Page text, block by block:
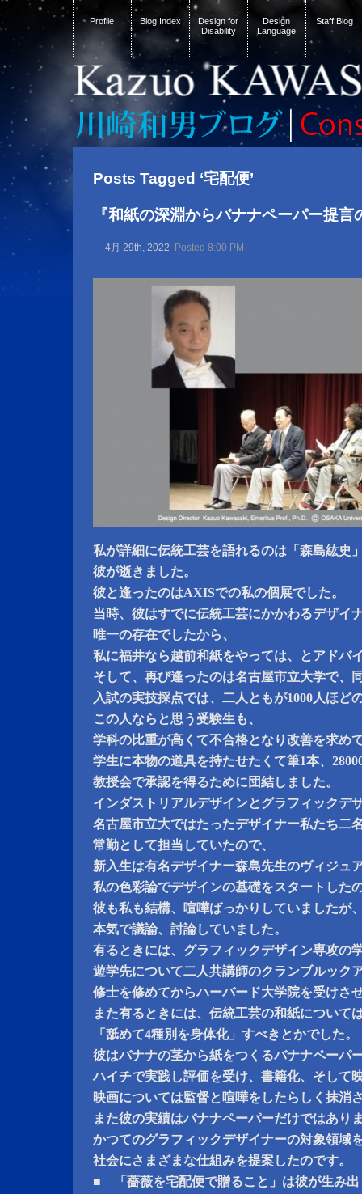
Profile Blog Index
Design for
Disability
Design
Language
Staff Blog
Posts Tagged ‘宅配便’
『和紙の深淵からバナナペーパー提言
4月 29th, 2022 Posted 8:00 PM
私が詳細に伝統工芸を語れるのは「森島紘史
彼が逝きました。
彼と逢ったのはAXISでの私の個展でした。
当時、彼はすでに伝統工芸にかかわるデザイ
唯一の存在でしたから、
私に福井なら越前和紙をやっては、とアドバ
そして、再び逢ったのは名古屋市立大学で、
入試の実技採点では、二人ともが1000人ほど
この人ならと思う受験生も、
学科の比重が高くて不合格となり改善を求め
学生に本物の道具を持たせたくて筆1本、
教授会で承認を得るために団結しました。
インダストリアルデザインとグラフィックデ
名古屋市立大ではたったデザイナー私たち二
常勤として担当していたので、
新入生は有名デザイナー森島先生のヴィジュ
私の色彩論でデザインの基礎をスタートした
彼も私も結構、喧嘩ばっかりしていましたが
本気で議論、討論していました。
有るときには、グラフィックデザイン専攻の
遊学先について二人共講師のクランブルック
修士を修めてからハーバード大学院を受けさ
また有るときには、伝統工芸の和紙について
「舐めて4種別を身体化」すべきとかでした。
彼はバナナの茎から紙をつくるバナナペーパ
ハイチで実践し評価を受け、書籍化、そして
映画については監督と喧嘩をしたらしく抹消
また彼の実績はバナナペーパーだけではあり
かつてのグラフィックデザイナーの対象領域
社会にさまざまな仕組みを提案したのです。
■ 「薔薇を宅配便で贈ること」は彼が生み出